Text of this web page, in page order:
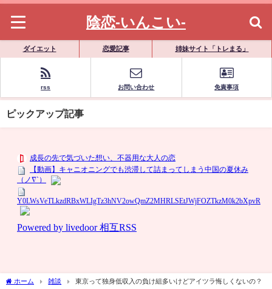
陰恋-いんこい-
ダイエット 恋愛記事 姉妹サイト「トレまる」
rss お問い合わせ 免責事項
ピックアップ記事
ホーム 雑談 東京って独身低収入の負け組多いけどアイツラ悔しくないの？